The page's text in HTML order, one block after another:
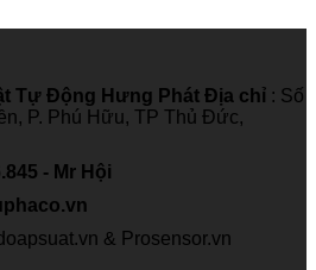
Tự Động Hưng Phát Địa chỉ : Số
P. Phú Hữu, TP Thủ Đức,
- Mr Hội
& Prosensor.vn